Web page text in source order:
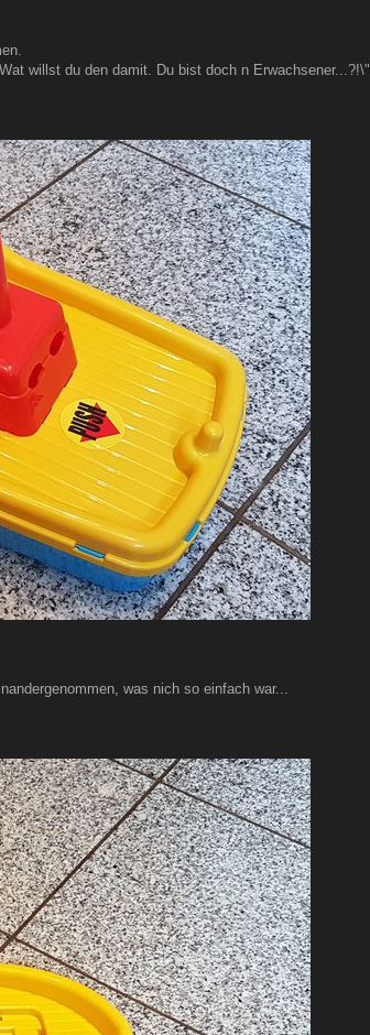
willst du den damit. Du bist doch n Erwachsener...?!\"
was nich so einfach war...